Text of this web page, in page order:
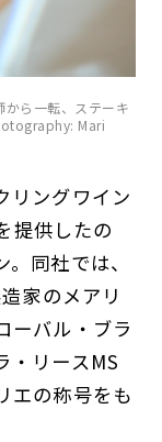
から一転、ステーキ
Mari
リングワイン
提供したの
同社では、
家のメアリ
ーバル・ブラ
・リースMS
エの称号をも